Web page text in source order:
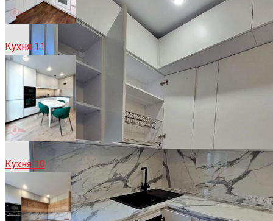
Кухня 11
Кухня 10